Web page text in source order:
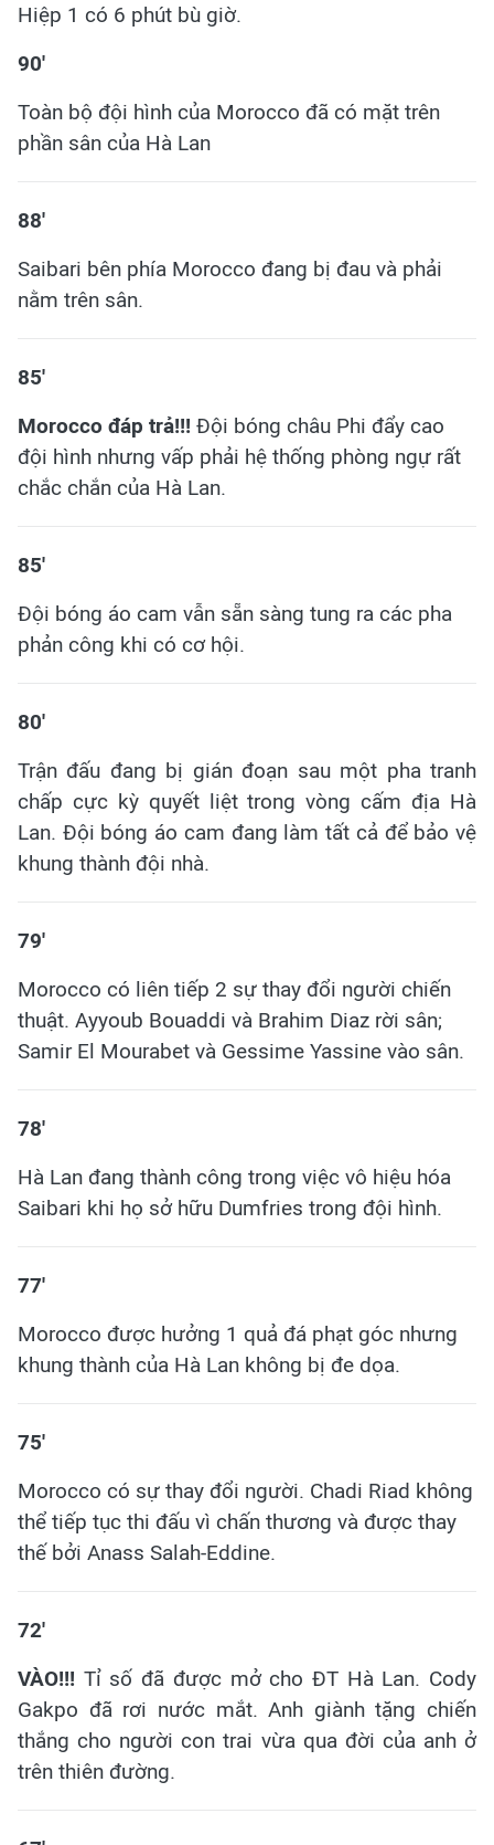
Hiệp 1 có 6 phút bù giờ.
90'
Toàn bộ đội hình của Morocco đã có mặt trên
phần sân của Hà Lan
88'
Saibari bên phía Morocco đang bị đau và phải
nằm trên sân.
85'
Morocco đáp trả!!! Đội bóng châu Phi đẩy cao
đội hình nhưng vấp phải hệ thống phòng ngự rất
chắc chắn của Hà Lan.
85'
Đội bóng áo cam vẫn sẵn sàng tung ra các pha
phản công khi có cơ hội.
80'
Trận đấu đang bị gián đoạn sau một pha tranh
chấp cực kỳ quyết liệt trong vòng cấm địa Hà
Lan. Đội bóng áo cam đang làm tất cả để bảo vệ
khung thành đội nhà.
79'
Morocco có liên tiếp 2 sự thay đổi người chiến
thuật. Ayyoub Bouaddi và Brahim Diaz rời sân;
Samir El Mourabet và Gessime Yassine vào sân.
78'
Hà Lan đang thành công trong việc vô hiệu hóa
Saibari khi họ sở hữu Dumfries trong đội hình.
​77'
Morocco được hưởng 1 quả đá phạt góc nhưng
khung thành của Hà Lan không bị đe dọa.
75'
Morocco có sự thay đổi người. Chadi Riad không
thể tiếp tục thi đấu vì chấn thương và được thay
thế bởi Anass Salah-Eddine.
72'
VÀO!!! Tỉ số đã được mở cho ĐT Hà Lan. Cody
Gakpo đã rơi nước mắt. Anh giành tặng chiến
thắng cho người con trai vừa qua đời của anh ở
trên thiên đường.